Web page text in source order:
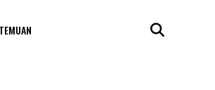
TEMUAN